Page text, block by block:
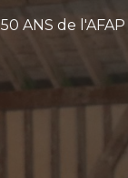
Skip to
50 ANS de l'AFAP